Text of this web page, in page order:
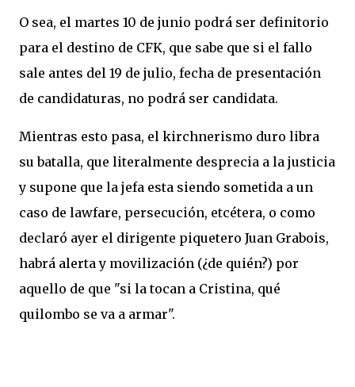
O sea, el martes 10 de junio podrá ser definitorio
para el destino de CFK, que sabe que si el fallo
sale antes del 19 de julio, fecha de presentación
de candidaturas, no podrá ser candidata.
Mientras esto pasa, el kirchnerismo duro libra
su batalla, que literalmente desprecia a la justicia
y supone que la jefa esta siendo sometida a un
caso de lawfare, persecución, etcétera, o como
declaró ayer el dirigente piquetero Juan Grabois,
habrá alerta y movilización (¿de quién?) por
aquello de que "si la tocan a Cristina, qué
quilombo se va a armar".